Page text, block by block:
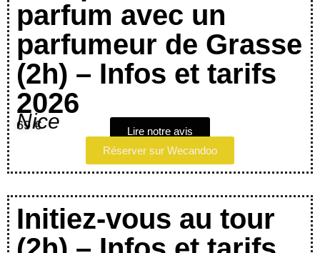
parfum avec un
parfumeur de Grasse
(2h) – Infos et tarifs
2026
Nice
69 €
Lire notre avis
Réserver sur Wecandoo
Initiez-vous au tour